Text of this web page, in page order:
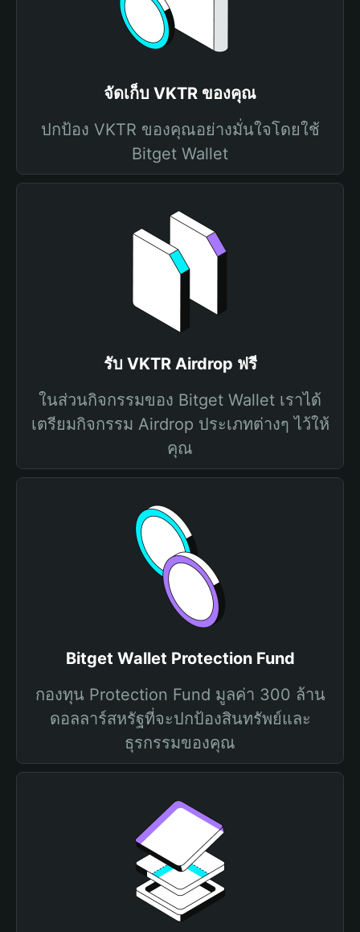
จัดเก็บ VKTR ของคุณ
ปกป้อง VKTR ของคุณอย่างมั่นใจโดยใช้
Bitget Wallet
รับ VKTR Airdrop ฟรี
ในส่วนกิจกรรมของ Bitget Wallet เราได้
เตรียมกิจกรรม Airdrop ประเภทต่างๆ ไว้ให้
คุณ
Bitget Wallet Protection Fund
กองทุน Protection Fund มูลค่า 300 ล้าน
ดอลลาร์สหรัฐที่จะปกป้องสินทรัพย์และ
ธุรกรรมของคุณ